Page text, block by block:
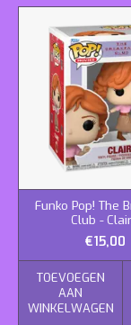
Funko Pop! The
Club -
€15,00
TOEVOEGEN
AAN
WINKELWAGEN